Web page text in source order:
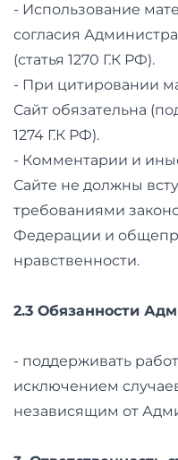
- Использование
согласия
(статья 1270 Г.К РФ).
- При цитировании
Сайт обязательна
1274 Г.К РФ).
- Комментарии и
Сайте не должны
требованиями
Федерации и
нравственности.
2.3 Обязанности
- поддерживать
исключением
независящим от